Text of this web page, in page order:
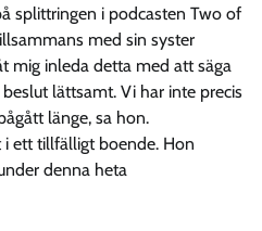
splittringen i podcasten Two of
med sin syster
mig inleda detta med att säga
lättsamt. Vi har inte precis
länge, sa hon.
i ett tillfälligt boende. Hon
denna heta